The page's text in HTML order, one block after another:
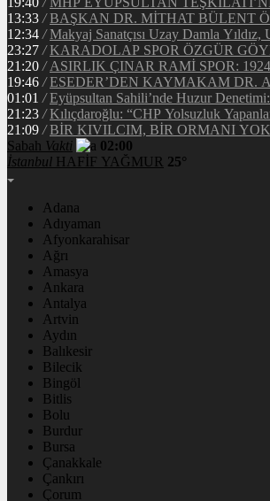
13:33 / BAŞKAN DR. MİTHAT BÜLENT
12:34 / Makyaj Sanatçısı Uzay Damla
23:27 / KARADOLAP SPOR ÖZGÜR
21:20 / ASIRLIK ÇINAR RAMİ SPOR:
19:46 / ESEDER’DEN KAYMAKAM DR.
01:01 / Eyüpsultan Sahili’nde Huzur
21:23 / Kılıçdaroğlu: “CHP Yolsuzluk
21:09 / BİR KIVILCIM, BİR ORMANI
Sabah Vakti
02:00
İstanbul HAFİF YAĞMUR 25°
Adana
Adıyaman
Afyonkarahisar
Ağrı
Amasya
Ankara
Antalya
Artvin
Aydın
Balıkesir
Bilecik
Bingöl
Bitlis
Bolu
Burdur
Bursa
Çanakkale
Çankırı
Çorum